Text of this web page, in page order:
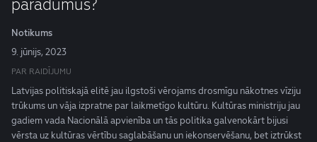
paradumus?
Notikums
9. jūnijs, 2023
PAR RAIDĪJUMU
Latvijas politiskajā elitē jau ilgstoši vērojams drosmīgu nākotnes vīziju
trūkums un vāja izpratne par laikmetīgo kultūru. Kultūras ministriju jau
gadiem vada Nacionālā apvienība un tās politika galvenokārt bijusi
vērsta uz kultūras vērtību saglabāšanu un iekonservēšanu, bet iztrūkst